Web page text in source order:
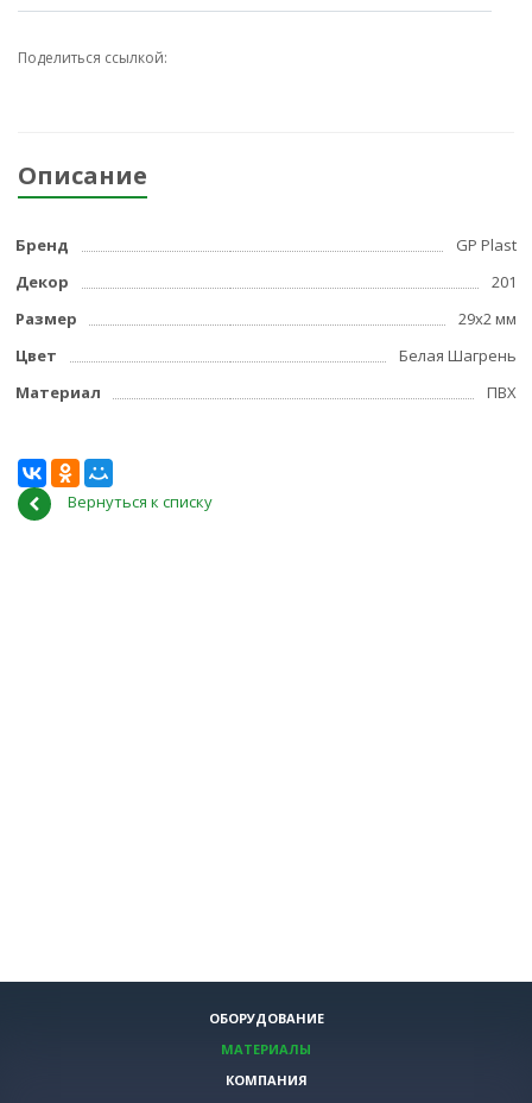
Поделиться ссылкой:
Описание
Бренд
GP Plast
Декор
201
Размер
29x2 мм
Цвет
Белая Шагрень
Материал
ПВХ
Вернуться к списку
ОБОРУДОВАНИЕ
МАТЕРИАЛЫ
КОМПАНИЯ